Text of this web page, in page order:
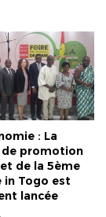
: La
de promotion
et de la 5ème
in Togo est
lancée